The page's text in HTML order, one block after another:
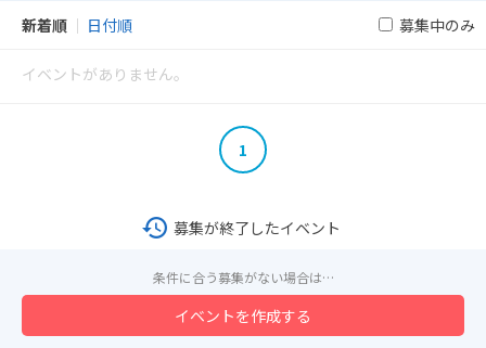
新着順 ｜ 日付順 募集中のみ
イベントがありません。
1
募集が終了したイベント
条件に合う募集がない場合は…
イベントを作成する